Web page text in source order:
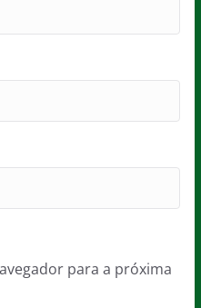
para a próxima